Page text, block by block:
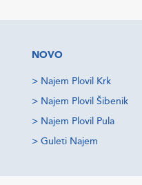
NOVO
> Najem Plovil Krk
> Najem Plovil Šibenik
> Najem Plovil Pula
> Guleti Najem